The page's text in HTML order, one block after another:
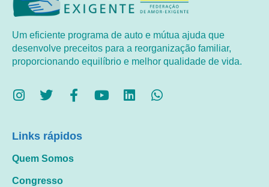
Um eficiente programa de auto e mútua ajuda que
desenvolve preceitos para a reorganização familiar,
proporcionando equilíbrio e melhor qualidade de vida.
Links rápidos
Quem Somos
Congresso